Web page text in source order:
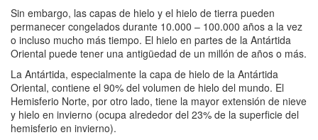
Sin embargo, las capas de hielo y el hielo de tierra pueden
permanecer congelados durante 10.000 – 100.000 años a la vez
o incluso mucho más tiempo. El hielo en partes de la Antártida
Oriental puede tener una antigüedad de un millón de años o más.
La Antártida, especialmente la capa de hielo de la Antártida
Oriental, contiene el 90% del volumen de hielo del mundo. El
Hemisferio Norte, por otro lado, tiene la mayor extensión de nieve
y hielo en invierno (ocupa alrededor del 23% de la superficie del
hemisferio en invierno).